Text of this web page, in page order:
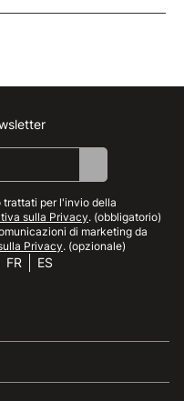
trattati per l'invio della
sulla Privacy. (obbligatorio)
di marketing da
Privacy. (opzionale)
FR ES